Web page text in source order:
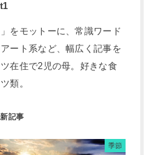
をモットーに、常識ワード
ート系など、幅広く記事を
在住で2児の母。好きな食
類。
季節